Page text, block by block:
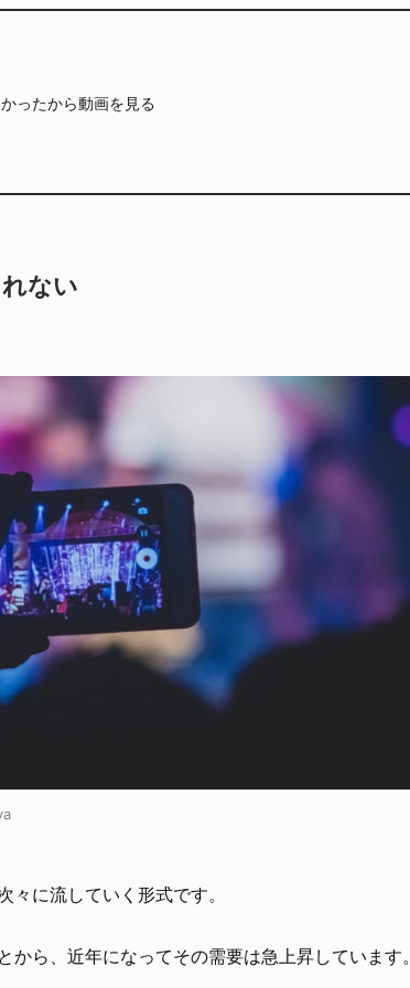
ったから動画を見る
ない
に流していく形式です。
から、近年になってその需要は急上昇しています。